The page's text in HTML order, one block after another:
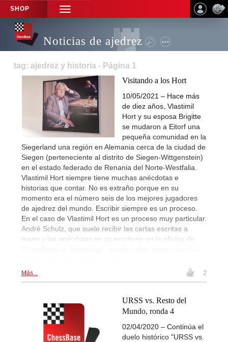
SHOP
TOGGLE
NAVIGATION
Noticias de ajedrez
tag: ajedrez y historia - Página 1
Visitando a los Hort
10/05/2021 – Hace más
de diez años, Vlastimil
Hort y su esposa Brigitte
se mudaron a Eitorf una
pequeña comunidad en la
Siegerland una región en Alemania cerca de la ciudad de
Siegen (perteneciente al distrito de Siegen-Wittgenstein)
en el estado federado de Renania del Norte-Westfalia.
Vlastimil Hort siempre tiene muchas anécdotas e
historias que contar. No es extraño porque en su
momento era el número seis de los mejores jugadores
de ajedrez del mundo. Escribir siempre es un proceso.
En el caso de Vlastimil Hort es un proceso muy particular.
André Schulz, que suele recibir las cartas escritas a
mano y las anécdotas en su escritorio en la oficina de
Más... 2
URSS vs. Resto del
Mundo, ronda 4
02/04/2020 – Continúa el
duelo histórico "URSS vs.